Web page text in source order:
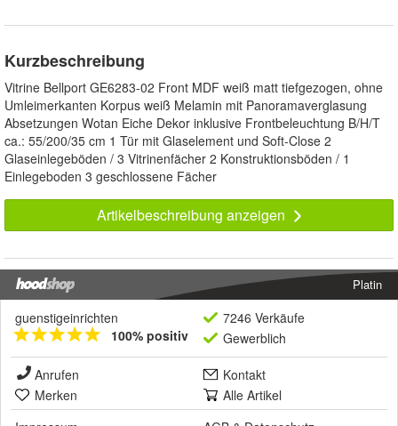
Kurzbeschreibung
Vitrine Bellport GE6283-02 Front MDF weiß matt tiefgezogen, ohne
Umleimerkanten Korpus weiß Melamin mit Panoramaverglasung
Absetzungen Wotan Eiche Dekor inklusive Frontbeleuchtung B/H/T
ca.: 55/200/35 cm 1 Tür mit Glaselement und Soft-Close 2
Glaseinlegeböden / 3 Vitrinenfächer 2 Konstruktionsböden / 1
Einlegeboden 3 geschlossene Fächer
Artikelbeschreibung anzeigen
Platin
guenstigeinrichten
100% positiv
7246 Verkäufe
Gewerblich
Anrufen
Kontakt
Merken
Alle Artikel